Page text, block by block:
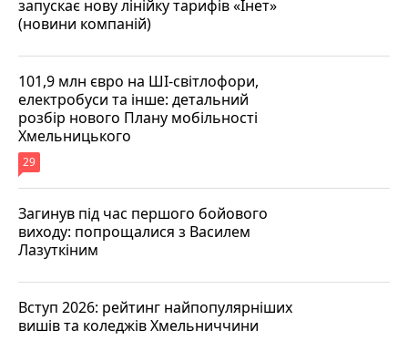
запускає нову лінійку тарифів «Інет»
(новини компаній)
101,9 млн євро на ШІ-світлофори,
електробуси та інше: детальний
розбір нового Плану мобільності
Хмельницького
29
Загинув під час першого бойового
виходу: попрощалися з Василем
Лазуткіним
Вступ 2026: рейтинг найпопулярніших
вишів та коледжів Хмельниччини